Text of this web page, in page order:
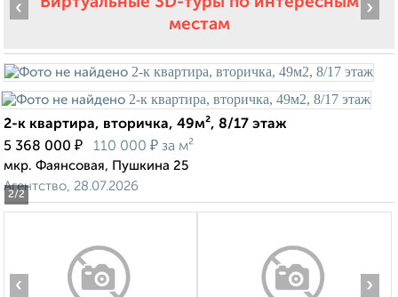
местам
2/2
‹ ›
2-к квартира, вторичка, 49м², 8/17 этаж
5 368 000 ₽ 110 000 ₽ за м²
мкр. Фаянсовая, Пушкина 25
Агентство, 28.07.2026
‹ ›